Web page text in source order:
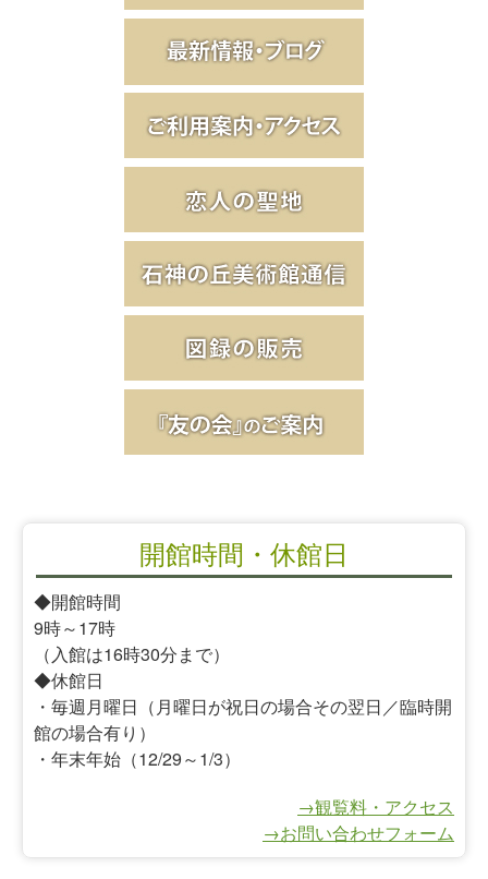
開館時間・休館日
◆開館時間
9時～17時
（入館は16時30分まで）
◆休館日
・毎週月曜日（月曜日が祝日の場合その翌日／臨時開
館の場合有り）
・年末年始（12/29～1/3）
→観覧料・アクセス
→お問い合わせフォーム